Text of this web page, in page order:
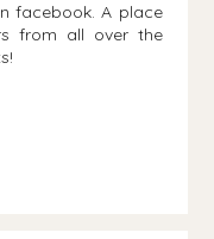
facebook. A place
from all over the